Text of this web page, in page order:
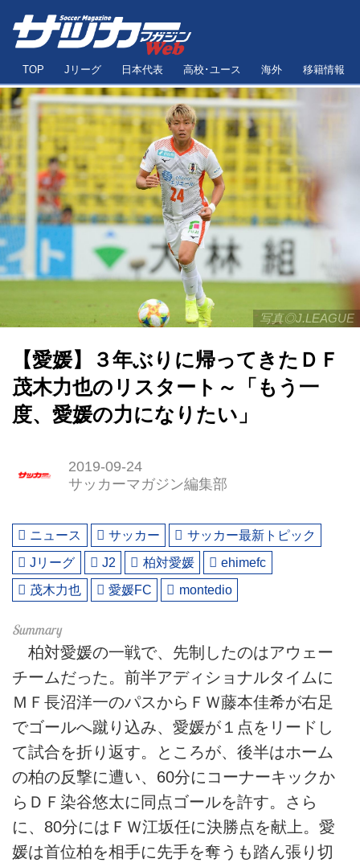
TOP Jリーグ 日本代表 高校･ユース 海外 移籍情報
写真◎J.LEAGUE
【愛媛】３年ぶりに帰ってきたＤＦ
茂木力也のリスタート～「もう一
度、愛媛の力になりたい」
2019-09-24
サッカーマガジン編集部
ニュース サッカー
サッカー最新トピック
Jリーグ
J2 柏対愛媛
ehimefc
茂木力也
愛媛FC montedio
柏対愛媛の一戦で、先制したのはアウェー
チームだった。前半アディショナルタイムに
ＭＦ長沼洋一のパスからＦＷ藤本佳希が右足
でゴールへ蹴り込み、愛媛が１点をリードし
て試合を折り返す。ところが、後半はホーム
の柏の反撃に遭い、60分にコーナーキックか
らＤＦ染谷悠太に同点ゴールを許す。さら
に、80分にはＦＷ江坂任に決勝点を献上。愛
媛は首位柏を相手に先手を奪うも踏ん張り切